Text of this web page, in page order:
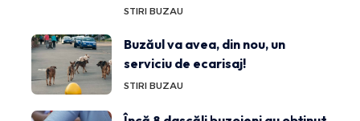
STIRI BUZAU
Buzăul va avea, din nou, un
serviciu de ecarisaj!
STIRI BUZAU